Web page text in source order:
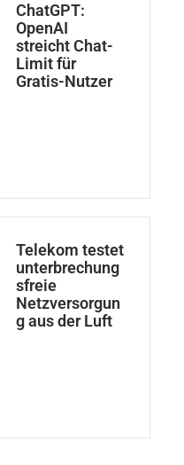
ChatGPT:
OpenAI
streicht Chat-
Limit für
Gratis-Nutzer
Telekom testet
unterbrechung
sfreie
Netzversorgun
g aus der Luft